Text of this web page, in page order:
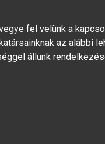
fel velünk a
az alábbi
állunk